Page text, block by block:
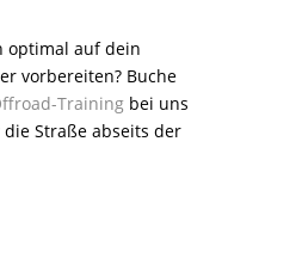
optimal auf dein
vorbereiten? Buche
Trainingbei uns
Straße abseits der